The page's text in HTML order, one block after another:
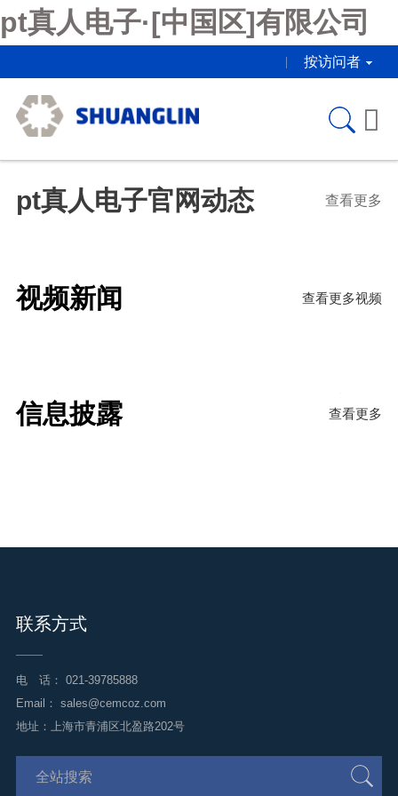
pt真人电子·[中国区]有限公司
按访问者

pt真人电子官网动态 查看更多
视频新闻 查看更多视频
信息披露 查看更多
联系方式
电 话： 021-39785888
Email： sales@cemcoz.com
地址：上海市青浦区北盈路202号